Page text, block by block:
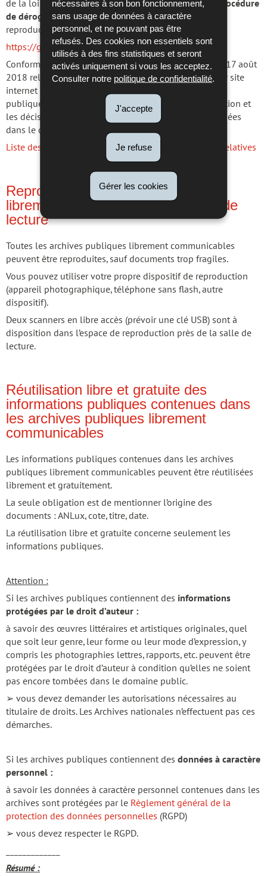
nécessaires à son bon fonctionnement,
sans usage de données à caractère
personnel, et ne pouvant pas être
refusés. Des cookies non essentiels sont
utilisés à des fins statistiques et seront
activés uniquement si vous les acceptez.
Consulter notre politique de confidentialité.
J'accepte
Je refuse
Gérer les cookies
de la loi du 17 août 2018 relative à l’archivage, une
procédure
de dérogationen vue de la consultation et/ou de la
reproduction d’archives en suivant ce lien :
https://guichet.public.lu/demandes_archives
Conformément à l’article 17, paragraphe 8 de la loi du 17 août
2018 relative à l’archivage, les ANLux publient sur leur site
internet les demandes de communication des archives
publiques avant l’expiration des délais de communication et
les décisions y relatives. Ces informations sont regroupées
dans le document ci-après :
Liste des demandes de dérogation et des décisions y relatives
Reproduction d’archives publiques
librement communicables en salle de
lecture
Toutes les archives publiques librement communicables
peuvent être reproduites, sauf documents trop fragiles.
Vous pouvez utiliser votre propre dispositif de reproduction
(appareil photographique, téléphone sans flash, autre
dispositif).
Deux scanners en libre accès (prévoir une clé USB) sont à
disposition dans l’espace de reproduction près de la salle de
lecture.
Réutilisation libre et gratuite des
informations publiques contenues dans
les archives publiques librement
communicables
Les informations publiques contenues dans les archives
publiques librement communicables peuvent être réutilisées
librement et gratuitement.
La seule obligation est de mentionner l’origine des
documents : ANLux, cote, titre, date.
La réutilisation libre et gratuite concerne seulement les
informations publiques.
Attention :
Si les archives publiques contiennent des informations
protégées par le droit d’auteur :
à savoir des œuvres littéraires et artistiques originales, quel
que soit leur genre, leur forme ou leur mode d’expression, y
compris les photographies lettres, rapports, etc. peuvent être
protégées par le droit d’auteur à condition qu’elles ne soient
pas encore tombées dans le domaine public.
➢ vous devez demander les autorisations nécessaires au
titulaire de droits. Les Archives nationales n’effectuent pas ces
démarches.
Si les archives publiques contiennent des données à caractère
personnel :
à savoir les données à caractère personnel contenues dans les
archives sont protégées par le Règlement général de la
protection des données personnelles (RGPD)
➢ vous devez respecter le RGPD.
Résumé :